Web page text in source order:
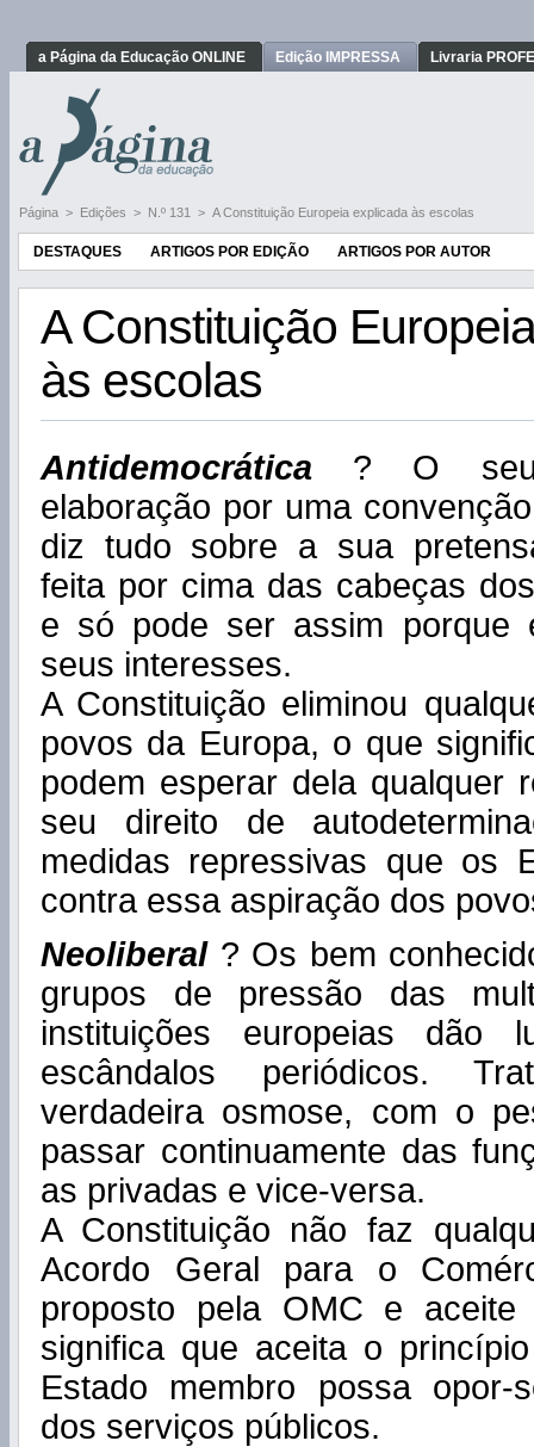
a Página da Educação ONLINE Edição IMPRESSA Livraria
Página > Edições > N.º 131 > A Constituição Europeia explicada às escolas
DESTAQUES ARTIGOS POR EDIÇÃO ARTIGOS POR AUTOR
A Constituição
às escolas
Antidemocrática ? O seu
elaboração por uma
diz tudo sobre a sua
feita por cima das cabeças
e só pode ser assim porque
seus interesses.
A Constituição eliminou
povos da Europa, o que
podem esperar dela qualquer
seu direito de
medidas repressivas que os
contra essa aspiração dos
Neoliberal? Os bem
grupos de pressão das
instituições europeias dão
escândalos periódicos.
verdadeira osmose, com o
passar continuamente das
as privadas e vice-versa.
A Constituição não faz
Acordo Geral para o
proposto pela OMC e
significa que aceita o
Estado membro possa opor-
dos serviços públicos.